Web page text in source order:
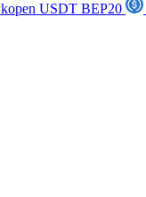
kopen USDT BEP20